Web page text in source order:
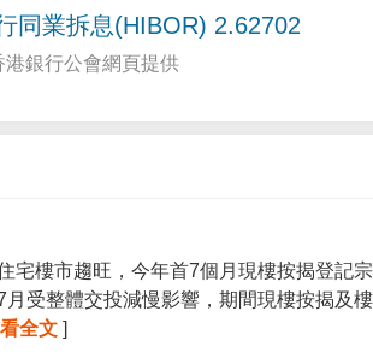
同業拆息(HIBOR) 2.62702
港銀行公會網頁提供
宅樓市趨旺，今年首7個月現樓按揭登記
受整體交投減慢影響，期間現樓按揭及
全文 ]